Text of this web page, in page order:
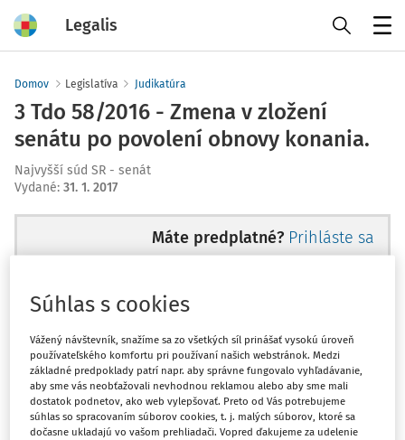
Legalis
Domov Legislatíva Judikatúra
3 Tdo 58/2016 - Zmena v zložení
senátu po povolení obnovy konania.
Najvyšší súd SR - senát
Vydané: 31. 1. 2017
Máte predplatné? Prihláste sa
Ups, zatiaľ ste si prečítali len
začiatok...
Celý odborný obsah z tejto oblasti je
Súhlas s cookies
Vážený návštevník, snažíme sa zo všetkých síl prinášať vysokú úroveň
používateľského komfortu pri používaní našich webstránok. Medzi
základné predpoklady patrí napr. aby správne fungovalo vyhľadávanie,
aby sme vás neobťažovali nevhodnou reklamou alebo aby sme mali
dostatok podnetov, ako web vylepšovať. Preto od Vás potrebujeme
súhlas so spracovaním súborov cookies, t. j. malých súborov, ktoré sa
dočasne ukladajú vo vašom prehliadači. Vopred ďakujeme za udelenie